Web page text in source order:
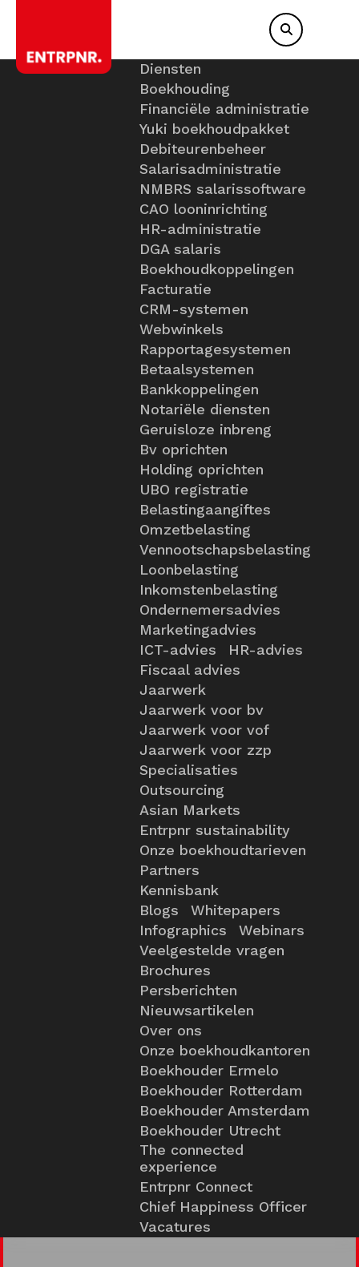
Diensten
Boekhouding
Financiële administratie
Yuki boekhoudpakket
Debiteurenbeheer
Salarisadministratie
NMBRS salarissoftware
CAO looninrichting
HR-administratie
DGA salaris
Boekhoudkoppelingen
Facturatie
CRM-systemen
Webwinkels
Rapportagesystemen
Betaalsystemen
Bankkoppelingen
Notariële diensten
Geruisloze inbreng
Bv oprichten
Holding oprichten
UBO registratie
Belastingaangiftes
Omzetbelasting
Vennootschapsbelasting
Loonbelasting
Inkomstenbelasting
Ondernemersadvies
Marketingadvies
ICT-advies
HR-advies
Fiscaal advies
Jaarwerk
Jaarwerk voor bv
Jaarwerk voor vof
Jaarwerk voor zzp
Specialisaties
Outsourcing
Asian Markets
Entrpnr sustainability
Onze boekhoudtarieven
Partners
Kennisbank
Blogs
Whitepapers
Infographics
Webinars
Veelgestelde vragen
Brochures
Persberichten
Nieuwsartikelen
Over ons
Onze boekhoudkantoren
Boekhouder Ermelo
Boekhouder Rotterdam
Boekhouder Amsterdam
Boekhouder Utrecht
The connected
experience
Entrpnr Connect
Chief Happiness Officer
Vacatures